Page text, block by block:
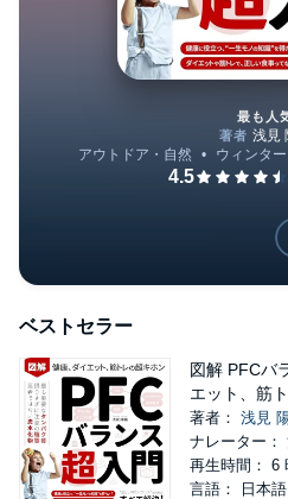
⼤切ですが、それ以上に
す。健康を維持し、⼈⽣を
いう考えが根本にありま
⾃⼰投資として、意識して
です。筋トレにハマり、体
ら、体づくりに関する
しています。また、出版し
ーションし、audible（聴く
います。 今後もトレーニ
関係する本を書いていく予
して、ぜひ教えてください
ランキング8位 ・書籍『コ
に、ビジネス誌「プレジデ
『audible完全マニュアル』
図
最も人
ベストセラー
図解 PFCバ
エット、筋
著者： 浅見
ナレーター：
再生時間： 6
言語： 日本語